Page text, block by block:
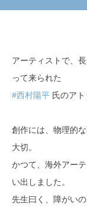
アーティストで、
って来られた
#西村陽平 氏のアト
創作には、物理的
大切。
かつて、海外アー
い出しました。
先生曰く、障がい